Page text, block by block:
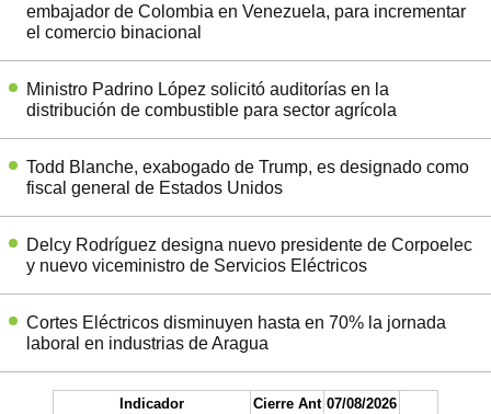
embajador de Colombia en Venezuela, para incrementar
el comercio binacional
Ministro Padrino López solicitó auditorías en la
distribución de combustible para sector agrícola
Todd Blanche, exabogado de Trump, es designado como
fiscal general de Estados Unidos
Delcy Rodríguez designa nuevo presidente de Corpoelec
y nuevo viceministro de Servicios Eléctricos
Cortes Eléctricos disminuyen hasta en 70% la jornada
laboral en industrias de Aragua
Indicador Cierre Ant 07/08/2026